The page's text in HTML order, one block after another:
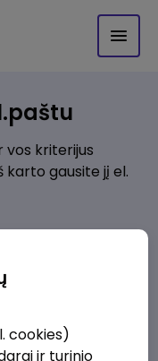
vos kriterijus
karto gausite jį el.
domina?
cookies)
ir turinio